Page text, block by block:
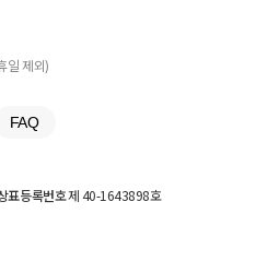
일 제외)
FAQ
표등록번호제 40-1643898호